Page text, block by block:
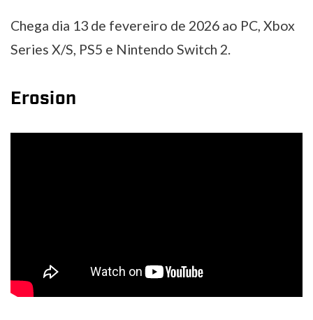
Chega dia 13 de fevereiro de 2026 ao PC, Xbox
Series X/S, PS5 e Nintendo Switch 2.
Erosion